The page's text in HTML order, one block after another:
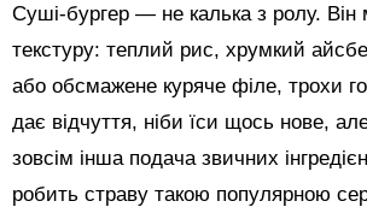
Суші-бургер — не калька з ролу. Він
текстуру: теплий рис, хрумкий
або обсмажене куряче філе, трохи
дає відчуття, ніби їси щось нове,
зовсім інша подача звичних
робить страву такою популярною